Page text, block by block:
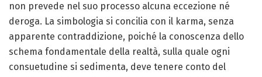
non prevede nel suo processo alcuna eccezione né
deroga. La simbologia si concilia con il karma, senza
apparente contraddizione, poiché la conoscenza dello
schema fondamentale della realtà, sulla quale ogni
consuetudine si sedimenta, deve tenere conto del